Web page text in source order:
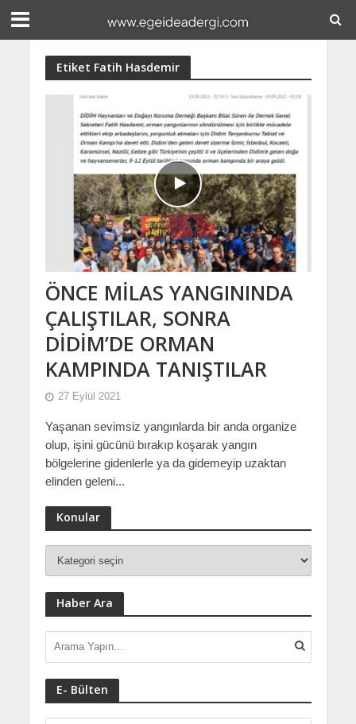
Etiket Fatih Hasdemir
ÖNCE MİLAS YANGININDA
ÇALIŞTILAR, SONRA
DİDİM’DE ORMAN
KAMPINDA TANIŞTILAR
27 Eylül 2021
Yaşanan sevimsiz yangınlarda bir anda organize
olup, işini gücünü bırakıp koşarak yangın
bölgelerine gidenlerle ya da gidemeyip uzaktan
elinden geleni...
Konular
Haber Ara
E- Bülten